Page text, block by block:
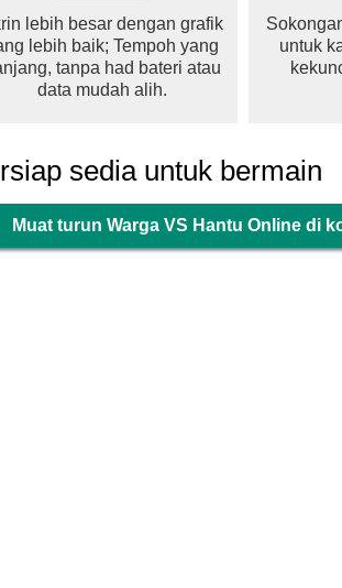
lebih besar dengan grafik
lebih baik; Tempoh yang
tanpa had bateri atau
data mudah alih.
untuk
sedia untuk bermain
Muat turun Warga VS Hantu Online di